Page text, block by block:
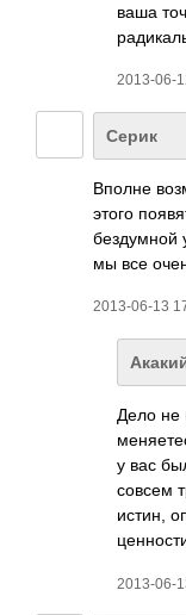
ваша
2013-06-
Серик
Вполне
этого
бездумной
мы все
2013-06-13
Дело не
у вас
совсем
истин,
2013-06-